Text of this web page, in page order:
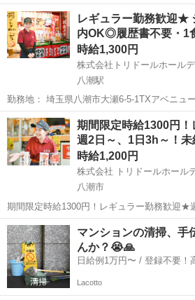
ないことは何でも聞いてくださいね♪ たくさ
仕事です！ 美味しいまかないが1食200円で食べら
容： ★☆美味しい焼肉屋さん...
埼玉 八潮市 レストラン
レギュラー勤務歓迎★
内OK◎履歴書不要・1
時給1,300円
株式会社トリドールホール
八潮駅
勤務地： 埼玉県八潮市大瀬6-5-1TXアベニュ
マ牛TXアベニュー八潮店 埼玉県八潮市大瀬
【交通】 つくばエクスプレス「八潮」駅スグ 八
日時： ...
埼玉 八潮市 八潮駅 レストラン
期間限定時給1300円
週2日～、1日3h～！
時給1,200円
八潮市
期間限定時給1300円！レギュラー勤務歓迎★
験歓迎◎まかない有！履歴書不要 仕事内容： ……………………………
★週2日～、1日3h～◎ ★バイトデビューも大
分食べ...
埼玉 八潮市
マンションの清掃、手
んか？😭🙏
日給例1万円〜 /
Lacotto